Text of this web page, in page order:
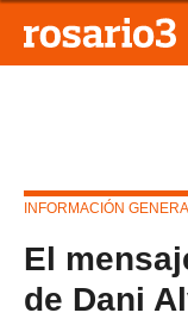
INFORMACIÓN
El
de Dani